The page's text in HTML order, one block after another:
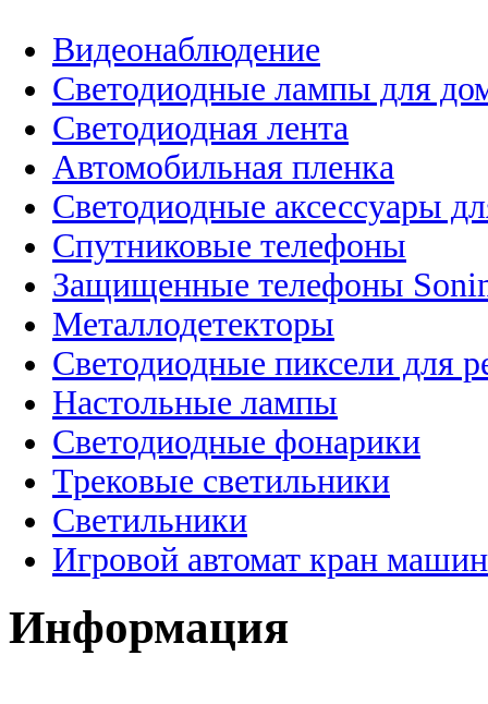
Видеонаблюдение
Светодиодные лампы для
Светодиодная лента
Автомобильная пленка
Светодиодные аксессуары
Спутниковые телефоны
Защищенные телефоны
Металлодетекторы
Светодиодные пиксели для
Настольные лампы
Светодиодные фонарики
Трековые светильники
Светильники
Игровой автомат кран
Информация